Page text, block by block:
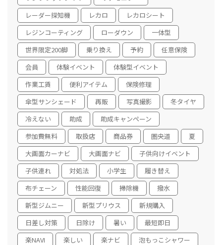
レーダー探知機
レカロ
レカロシート
レジンコーティング
ローダウン
一体型
世界限定200脚
乗り換え 予約
任意保険
会員
体験イベント
体験型イベント
作業工賃
便利アイテム
保険修理
傘型サンシェード
再販 写真撮影
冬タイヤ
冷えない
助成
助成キャンペーン
参加費無料
取扱店 商品券 圏央道
夏
大画面カーナビ
大画面ナビ
子供向けイベント
子供連れ
対処法 小学生
履き替え
布チェーン
性能回復 掃除機
撥水
新型ジムニー
新型プリウス
新規購入
日差し対策
日除け 暑い
最短即日
楽NAVI
楽しい 楽ナビ
泡もっこシャワー